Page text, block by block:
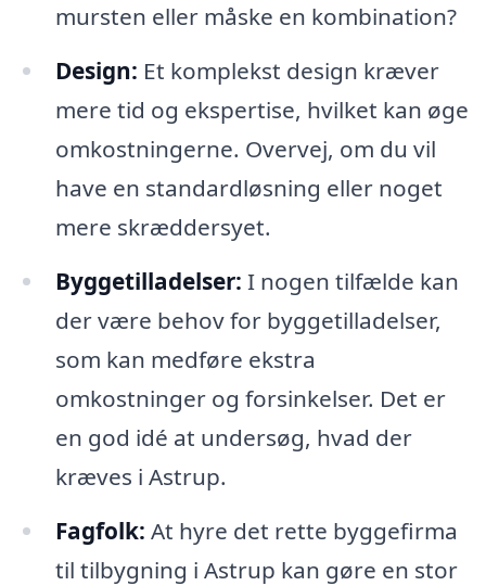
mursten eller måske en kombination?
Design: Et komplekst design kræver
mere tid og ekspertise, hvilket kan øge
omkostningerne. Overvej, om du vil
have en standardløsning eller noget
mere skræddersyet.
Byggetilladelser: I nogen tilfælde kan
der være behov for byggetilladelser,
som kan medføre ekstra
omkostninger og forsinkelser. Det er
en god idé at undersøg, hvad der
kræves i Astrup.
Fagfolk: At hyre det rette byggefirma
til tilbygning i Astrup kan gøre en stor